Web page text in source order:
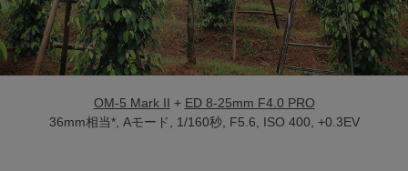
OM-5 Mark II + ED 8-25mm F4.0 PRO
36mm相当*, Aモード, 1/160秒, F5.6, ISO 400, +0.3EV